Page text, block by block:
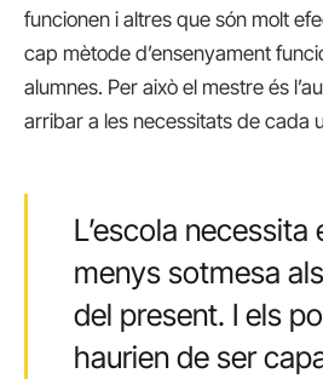
funcionen i altres que són molt
cap mètode d’ensenyament
alumnes. Per això el mestre és
arribar a les necessitats de cada
L’escola necessita
menys sotmesa
del present. I els
haurien de ser